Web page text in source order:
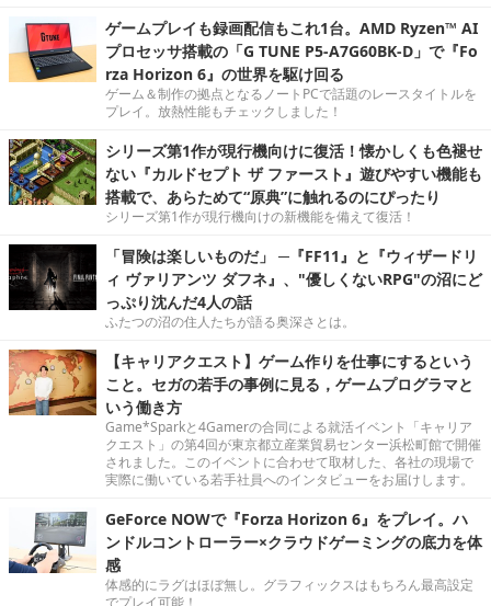
ゲームプレイも録画配信もこれ1台。AMD Ryzen™ AI
プロセッサ搭載の「G TUNE P5-A7G60BK-D」で『Fo
rza Horizon 6』の世界を駆け回る
ゲーム＆制作の拠点となるノートPCで話題のレースタイトルを
プレイ。放熱性能もチェックしました！
シリーズ第1作が現行機向けに復活！懐かしくも色褪せ
ない『カルドセプト ザ ファースト』遊びやすい機能も
搭載で、あらためて“原典”に触れるのにぴったり
シリーズ第1作が現行機向けの新機能を備えて復活！
「冒険は楽しいものだ」 ─『FF11』と『ウィザードリ
ィ ヴァリアンツ ダフネ』、"優しくないRPG"の沼にど
っぷり沈んだ4人の話
ふたつの沼の住人たちが語る奥深さとは。
【キャリアクエスト】ゲーム作りを仕事にするという
こと。セガの若手の事例に見る，ゲームプログラマと
いう働き方
Game*Sparkと4Gamerの合同による就活イベント「キャリア
クエスト」の第4回が東京都立産業貿易センター浜松町館で開催
されました。このイベントに合わせて取材した、各社の現場で
実際に働いている若手社員へのインタビューをお届けします。
GeForce NOWで『Forza Horizon 6』をプレイ。ハ
ンドルコントローラー×クラウドゲーミングの底力を体
感
体感的にラグはほぼ無し。グラフィックスはもちろん最高設定
でプレイ可能！